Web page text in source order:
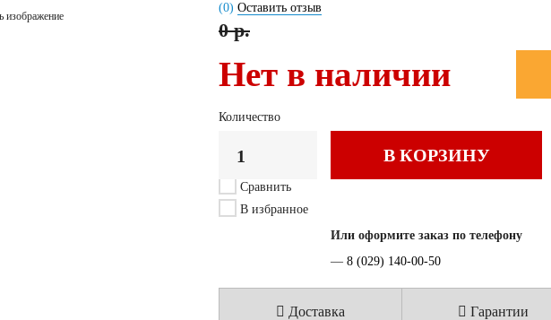
изображение
(0) Оставить отзыв
0 р.
Нет в наличии
Количество
В КОРЗИНУ
Сравнить
В избранное
Или оформите заказ по телефону
— 8 (029) 140-00-50
Доставка Гарантии